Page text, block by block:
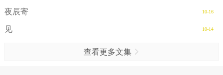
10-16
夜辰寄
10-14
见
查看更多文集